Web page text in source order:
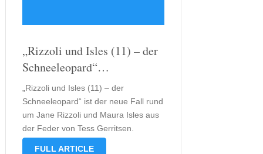
„Rizzoli und Isles (11) – der
Schneeleopard“…
„Rizzoli und Isles (11) – der
Schneeleopard“ ist der neue Fall rund
um Jane Rizzoli und Maura Isles aus
der Feder von Tess Gerritsen.
Vielleicht kennt der eine oder andere
FULL ARTICLE